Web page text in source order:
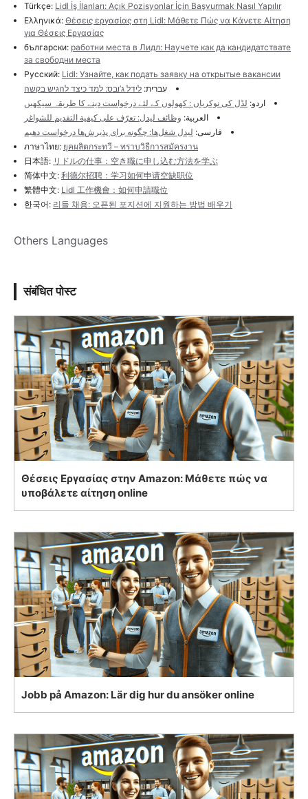
Türkçe: Lidl İş İlanları: Açık Pozisyonlar İçin Başvurmak Nasıl Yapılır
Ελληνικά: Θέσεις εργασίας στη Lidl: Μάθετε Πώς να Κάνετε Αίτηση
για Θέσεις Εργασίας
български: работни места в Лидл: Научете как да кандидатствате
за свободни места
Русский: Lidl: Узнайте, как подать заявку на открытые вакансии
עברית: לידל ג’ובס: למד כיצד להגיש בקשה
اردو: لڈل کی نوکریاں : کھولوں کے لئے درخواست دینے کا طریقہ سیکھیں
العربية: وظائف ليدل: تعرّف على كيفية التقديم للشواغر
فارسی: لیدل شغل‌ها: چگونه برای پذیرش‌ها درخواست دهیم
ภาษาไทย: ยุคผลิตกระทวี – ทราบวิธีการสมัครงาน
日本語: リドルの仕事：空き職に申し込む方法を学ぶ
简体中文: 利德尔招聘：学习如何申请空缺职位
繁體中文: Lidl 工作機會：如何申請職位
한국어: 리들 채용: 오픈된 포지션에 지원하는 방법 배우기
Others Languages
संबंधित पोस्ट
Θέσεις Εργασίας στην Amazon: Μάθετε πώς να
υποβάλετε αίτηση online
Jobb på Amazon: Lär dig hur du ansöker online